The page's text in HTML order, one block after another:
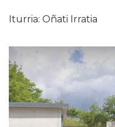
Iturria: Oñati Irratia